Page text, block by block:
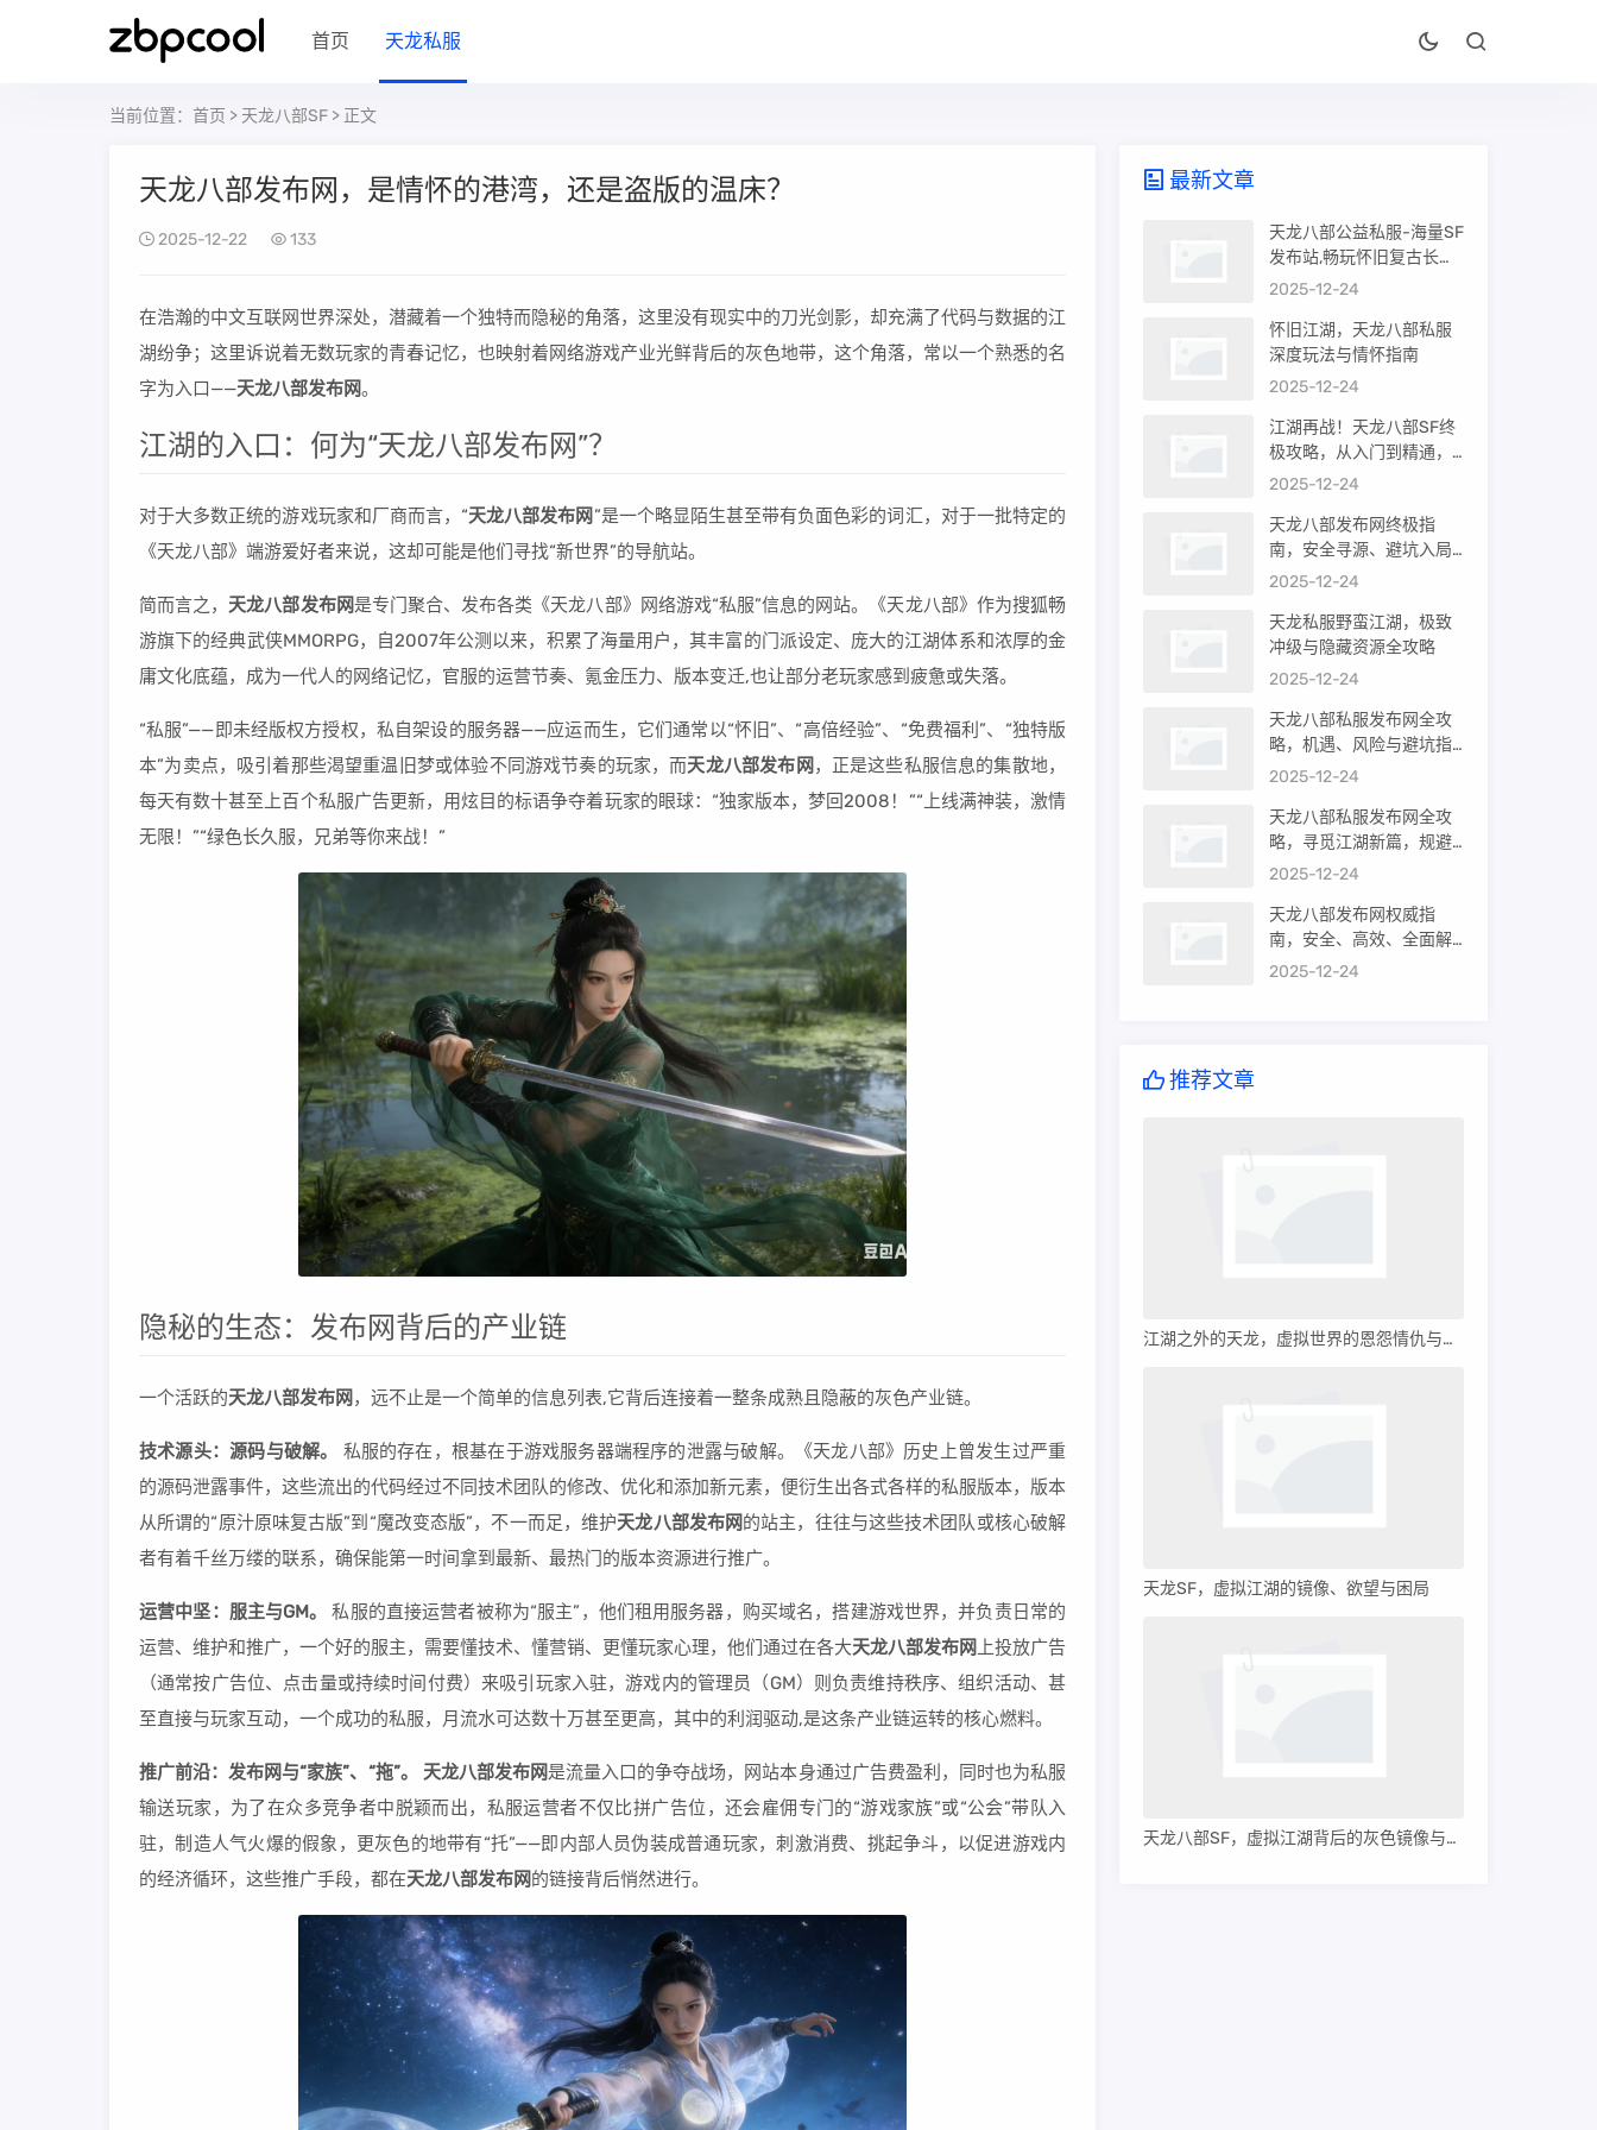
首页 天龙私服
当前位置： 首页 > 天龙八部SF > 正文
天龙八部发布网，是情怀的港湾，还是盗版的温床？
2025-12-22 133
在浩瀚的中文互联网世界深处，潜藏着一个独特而隐秘的角落，这里没有现实中的刀光剑影，却充满了代码与数据的江
湖纷争；这里诉说着无数玩家的青春记忆，也映射着网络游戏产业光鲜背后的灰色地带，这个角落，常以一个熟悉的名
字为入口——天龙八部发布网。
江湖的入口：何为“天龙八部发布网”？
对于大多数正统的游戏玩家和厂商而言，“天龙八部发布网 ”是一个略显陌生甚至带有负面色彩的词汇，对于一批特定的
《天龙八部》端游爱好者来说，这却可能是他们寻找“新世界”的导航站。
简而言之， 天龙八部发布网是专门聚合、发布各类《天龙八部》网络游戏“私服”信息的网站。《天龙八部》作为搜狐畅
游旗下的经典武侠MMORPG，自2007年公测以来，积累了海量用户，其丰富的门派设定、庞大的江湖体系和浓厚的金
庸文化底蕴，成为一代人的网络记忆，官服的运营节奏、氪金压力、版本变迁,也让部分老玩家感到疲惫或失落。
“私服”——即未经版权方授权，私自架设的服务器——应运而生，它们通常以“怀旧”、“高倍经验”、“免费福利”、“独特版
本”为卖点，吸引着那些渴望重温旧梦或体验不同游戏节奏的玩家，而天龙八部发布网 ，正是这些私服信息的集散地，
每天有数十甚至上百个私服广告更新，用炫目的标语争夺着玩家的眼球：“独家版本，梦回2008！”“上线满神装，激情
无限！”“绿色长久服，兄弟等你来战！”
隐秘的生态：发布网背后的产业链
一个活跃的天龙八部发布网 ，远不止是一个简单的信息列表,它背后连接着一整条成熟且隐蔽的灰色产业链。
技术源头：源码与破解。
私服的存在，根基在于游戏服务器端程序的泄露与破解。《天龙八部》历史上曾发生过严重
的源码泄露事件，这些流出的代码经过不同技术团队的修改、优化和添加新元素，便衍生出各式各样的私服版本，版本
从所谓的“原汁原味复古版”到“魔改变态版”，不一而足，维护天龙八部发布网的站主，往往与这些技术团队或核心破解
者有着千丝万缕的联系，确保能第一时间拿到最新、最热门的版本资源进行推广。
运营中坚：服主与GM。
私服的直接运营者被称为“服主”，他们租用服务器，购买域名，搭建游戏世界，并负责日常的
运营、维护和推广，一个好的服主，需要懂技术、懂营销、更懂玩家心理，他们通过在各大天龙八部发布网 上投放广告
（通常按广告位、点击量或持续时间付费）来吸引玩家入驻，游戏内的管理员（GM）则负责维持秩序、组织活动、甚
至直接与玩家互动，一个成功的私服，月流水可达数十万甚至更高，其中的利润驱动,是这条产业链运转的核心燃料。
推广前沿：发布网与“家族”、“拖”。 天龙八部发布网是流量入口的争夺战场，网站本身通过广告费盈利，同时也为私服
输送玩家，为了在众多竞争者中脱颖而出，私服运营者不仅比拼广告位，还会雇佣专门的“游戏家族”或“公会”带队入
驻，制造人气火爆的假象，更灰色的地带有“托”——即内部人员伪装成普通玩家，刺激消费、挑起争斗，以促进游戏内
的经济循环，这些推广手段，都在天龙八部发布网的链接背后悄然进行。
最新文章
天龙八部公益私服-海量SF
发布站,畅玩怀旧复古长久
服！
2025-12-24
怀旧江湖，天龙八部私服
深度玩法与情怀指南
2025-12-24
江湖再战！天龙八部SF终
极攻略，从入门到精通，
重铸你的武侠梦
2025-12-24
天龙八部发布网终极指
南，安全寻源、避坑入局
与高效开局攻略
2025-12-24
天龙私服野蛮江湖，极致
冲级与隐藏资源全攻略
2025-12-24
天龙八部私服发布网全攻
略，机遇、风险与避坑指
南
2025-12-24
天龙八部私服发布网全攻
略，寻觅江湖新篇，规避
风险陷阱
2025-12-24
天龙八部发布网权威指
南，安全、高效、全面解
析
2025-12-24
推荐文章
江湖之外的天龙，虚拟世界的恩怨情仇与平行宇宙
天龙SF，虚拟江湖的镜像、欲望与困局
天龙八部SF，虚拟江湖背后的灰色镜像与玩家情结